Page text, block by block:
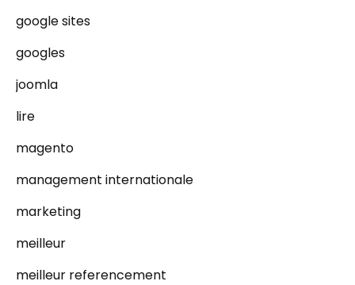
google sites
googles
joomla
lire
magento
management internationale
marketing
meilleur
meilleur referencement